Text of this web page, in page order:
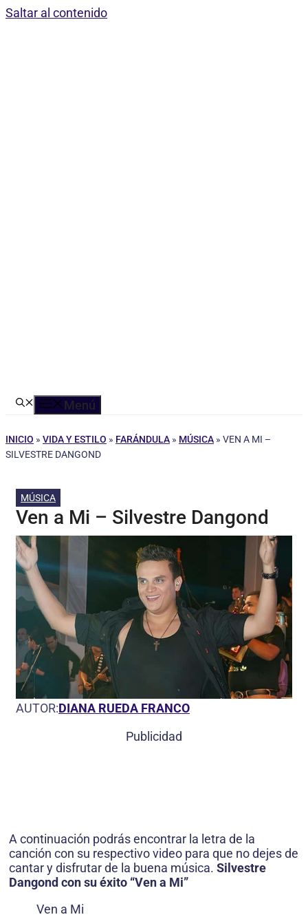
Saltar al contenido
Menú
INICIO » VIDA Y ESTILO » FARÁNDULA » MÚSICA » VEN A MI –
SILVESTRE DANGOND
MÚSICA
Ven a Mi – Silvestre Dangond
AUTOR:DIANA RUEDA FRANCO
Publicidad
A continuación podrás encontrar la letra de la
canción con su respectivo video para que no dejes de
cantar y disfrutar de la buena música. Silvestre
Dangond con su éxito “Ven a Mi”
Ven a Mi